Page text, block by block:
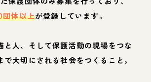
団体以上が登録しています。
と人、そして保護活動の現場をつな
で大切にされる社会をつくること。